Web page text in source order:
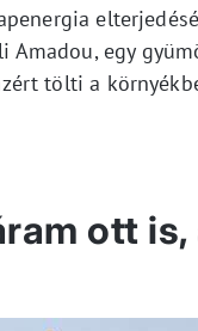
egy
tölti a
ott